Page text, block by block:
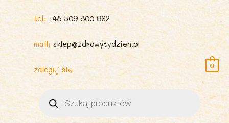
tel: +48 509 800 962
mail: sklep@zdrowytydzien.pl
zaloguj się
produktów
0